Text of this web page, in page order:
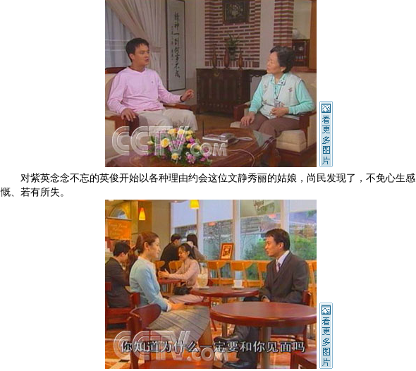
对紫英念念不忘的英俊开始以各种理由约会这位文静秀丽的姑娘，尚民发现了，不免心生感
慨、若有所失。